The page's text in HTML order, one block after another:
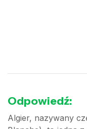
Odpowiedź:
Algier, nazywany